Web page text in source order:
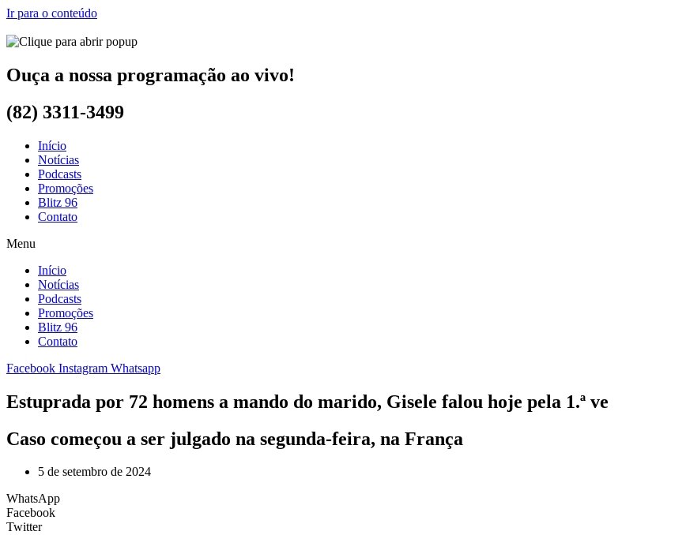
Ir para o conteúdo
Ouça a nossa programação ao vivo!
(82) 3311-3499
Início
Notícias
Podcasts
Promoções
Blitz 96
Contato
Menu
Início
Notícias
Podcasts
Promoções
Blitz 96
Contato
Facebook Instagram Whatsapp
Estuprada por 72 homens a mando do marido, Gisele falou hoje pela 1.ª ve
Caso começou a ser julgado na segunda-feira, na França
5 de setembro de 2024
WhatsApp
Facebook
Twitter